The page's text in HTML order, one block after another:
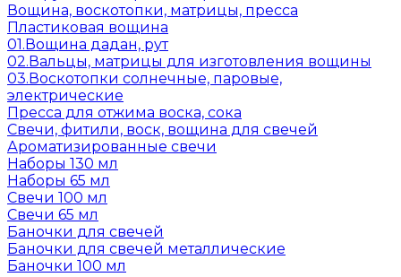
Вощина, воскотопки, матрицы, пресса
Пластиковая вощина
01.Вощина дадан, рут
02.Вальцы, матрицы для изготовления вощины
03.Воскотопки солнечные, паровые,
электрические
Пресса для отжима воска, сока
Свечи, фитили, воск, вощина для свечей
Ароматизированные свечи
Наборы 130 мл
Наборы 65 мл
Свечи 100 мл
Свечи 65 мл
Баночки для свечей
Баночки для свечей металлические
Баночки 100 мл